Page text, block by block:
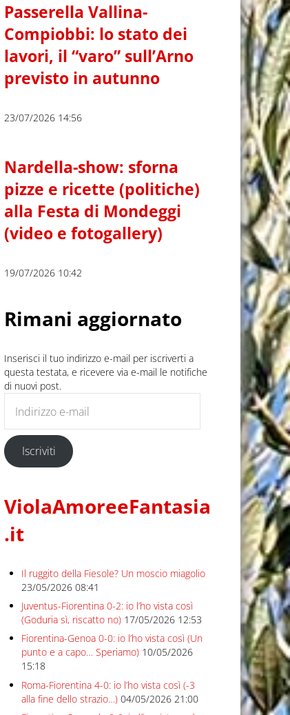
Passerella Vallina-
Compiobbi: lo stato dei
lavori, il “varo” sull’Arno
previsto in autunno
23/07/2026 14:56
Nardella-show: sforna
pizze e ricette (politiche)
alla Festa di Mondeggi
(video e fotogallery)
19/07/2026 10:42
Rimani aggiornato
Inserisci il tuo indirizzo e-mail per iscriverti a
questa testata, e ricevere via e-mail le notifiche
di nuovi post.
Iscriviti
ViolaAmoreeFantasia
.it
Il ruggito della Fiesole? Un moscio miagolio
23/05/2026 08:41
Juventus-Fiorentina 0-2: io l’ho vista così
(Goduria sì, riscatto no) 17/05/2026 12:53
Fiorentina-Genoa 0-0: io l’ho vista così (Un
punto e a capo… Speriamo) 10/05/2026
15:18
Roma-Fiorentina 4-0: io l’ho vista così (-3
alla fine dello strazio…) 04/05/2026 21:00